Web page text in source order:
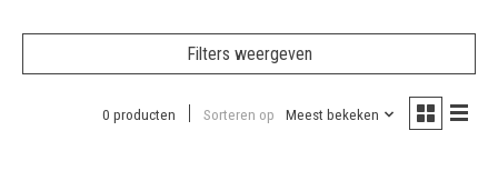
Filters weergeven
0 producten Sorteren op Meest bekeken